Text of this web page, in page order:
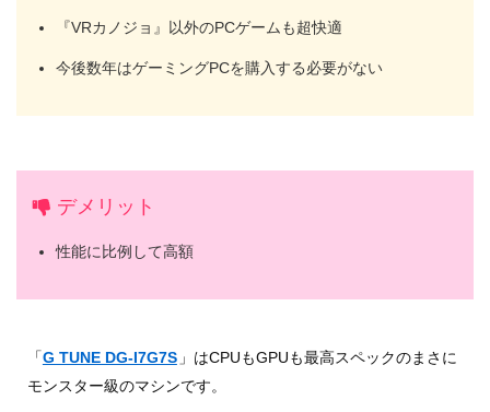
『VRカノジョ』以外のPCゲームも超快適
今後数年はゲーミングPCを購入する必要がない
デメリット
性能に比例して高額
「G TUNE DG-I7G7S 」はCPUもGPUも最高スペックのまさに
モンスター級のマシンです。